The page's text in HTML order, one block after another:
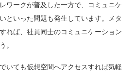
ワークが普及した一方で、コミュニケ
といった問題も発生しています。メタ
れば、社員同士のコミュニケーション
。
いても仮想空間へアクセスすれば気軽